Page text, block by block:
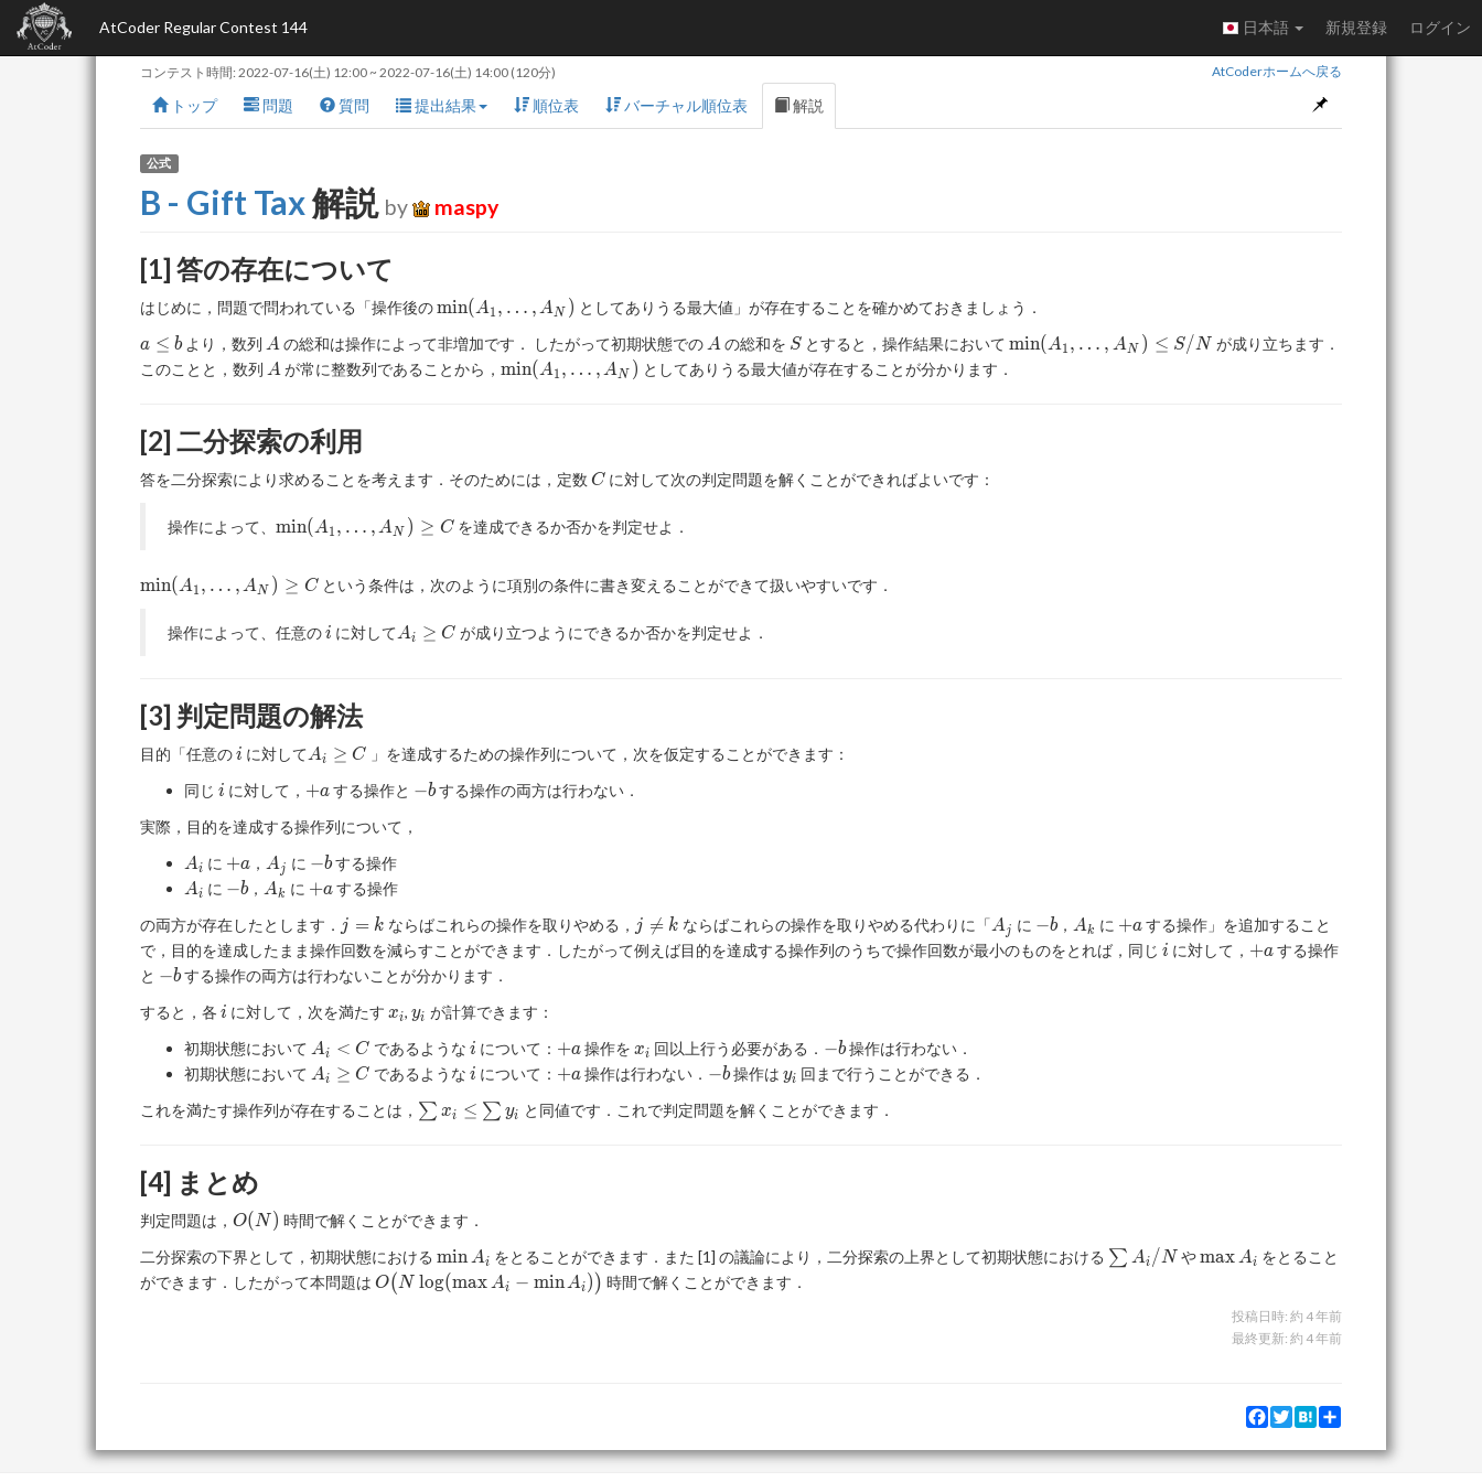
AtCoder Regular Contest 144 日本語 新規登録 ログイン
コンテスト時間: 2022-07-16(土) 12:00~ 2022-07-16(土) 14:00 (120分) AtCoderホームへ戻る
トップ 問題 質問 提出結果 順位表 バーチャル順位表 解説
公式
B - Gift Tax解説 by maspy
[1] 答の存在について
はじめに，問題で問われている「操作後の\min(A_1,
A_N)
min(A1 , … , AN ) としてありうる最大値」が存在することを確かめておきましょう．
a\leq
b
a ≤ bより，数列 A
Aの総和は操作によって非増加です． したがって初期状態での A
Aの総和を S
S とすると，操作結果において\min(A_1,
min(A1 , … , AN ) ≤ S/N が成り立ちます．
このことと，数列 A
Aが常に整数列であることから， \min(A_1,
min(A1 , … , AN ) としてありうる最大値が存在することが分かります．
[2] 二分探索の利用
答を二分探索により求めることを考えます．そのためには，定数 C
C に対して次の判定問題を解くことができればよいです：
操作によって、 \min(A_1,
C
min(A1 , … , AN ) ≥ C を達成できるか否かを判定せよ．
\min(A_1,
A_N)\geq
min(A1 , … , AN ) ≥ C という条件は，次のように項別の条件に書き変えることができて扱いやすいです．
操作によって、任意のi
i に対してA_i\geq
Ai ≥ C が成り立つようにできるか否かを判定せよ．
[3] 判定問題の解法
目的「任意のi
i に対してA_i\geq
Ai ≥ C 」を達成するための操作列について，次を仮定することができます：
同じ i
i に対して， +a
+aする操作と -
−bする操作の両方は行わない．
実際，目的を達成する操作列について，
A_i
Ai に +a
+a ， A_j
Aj に -
b
−bする操作
A_i
Ai に -
−b， A_k
Ak に +a
+aする操作
の両方が存在したとします． j
=
k
j = k ならばこれらの操作を取りやめる， j\neq
k
j 
= k ならばこれらの操作を取りやめる代わりに「A_j
Aj に -
b
−b， A_k
Ak に +a
+aする操作」を追加すること
で，目的を達成したまま操作回数を減らすことができます．したがって例えば目的を達成する操作列のうちで操作回数が最小のものをとれば，同じ i
i に対して， +a
+aする操作
と -
−bする操作の両方は行わないことが分かります．
すると，各 i
i に対して，次を満たす x_i
xi, y_i
yi が計算できます：
初期状態において A_i
<
Ai < C であるような i
i について： +a
+a操作を x_i
xi 回以上行う必要がある． -
b
−b操作は行わない．
初期状態において A_i
C
Ai ≥ C であるような i
i について： +a
+a操作は行わない． -
−b操作は y_i
yi 回まで行うことができる．
これを満たす操作列が存在することは， \sum
∑ xi ≤ ∑ yi と同値です．これで判定問題を解くことができます．
[4] まとめ
判定問題は， O(N)
O(N ) 時間で解くことができます．
二分探索の下界として，初期状態における \min
A_i
minAi をとることができます．また [1] の議論により，二分探索の上界として初期状態における \sum
∑ Ai /N や\max
max Ai をとること
ができます．したがって本問題は O\bigl(N\log
O(N log(maxAi − minAi ) ) 時間で解くことができます．
投稿日時: 約 4 年前
最終更新: 約 4 年前
Facebook
Twitter
Hatena